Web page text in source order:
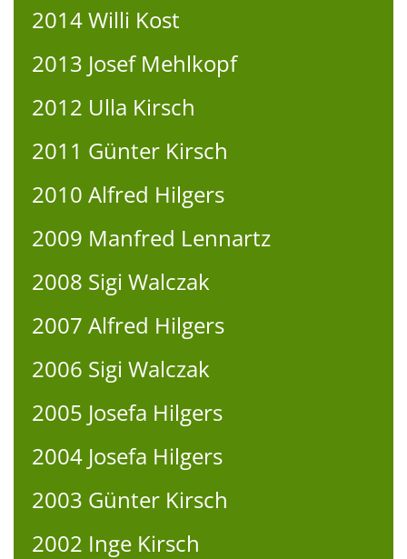
2014 Willi Kost
2013 Josef Mehlkopf
2012 Ulla Kirsch
2011 Günter Kirsch
2010 Alfred Hilgers
2009 Manfred Lennartz
2008 Sigi Walczak
2007 Alfred Hilgers
2006 Sigi Walczak
2005 Josefa Hilgers
2004 Josefa Hilgers
2003 Günter Kirsch
2002 Inge Kirsch